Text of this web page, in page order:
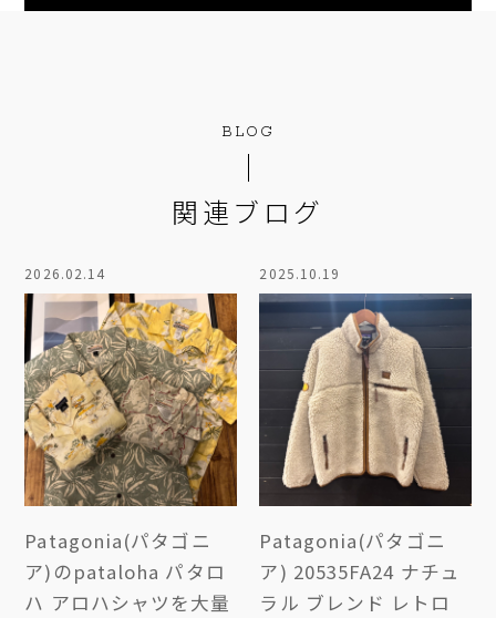
BLOG
関連ブログ
2026.02.14
Patagonia(パタゴニ
ア)のpataloha パタロ
ハ アロハシャツを大量
2025.10.19
Patagonia(パタゴニ
ア) 20535FA24 ナチュ
ラル ブレンド レトロ